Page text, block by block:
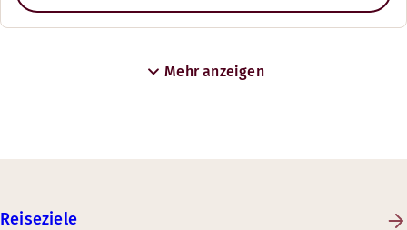
Mehr anzeigen
Reiseziele